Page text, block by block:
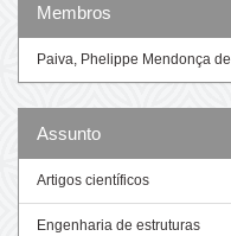
Membros
Paiva, Phelippe Mendonça de
Assunto
Artigos científicos
Engenharia de estruturas